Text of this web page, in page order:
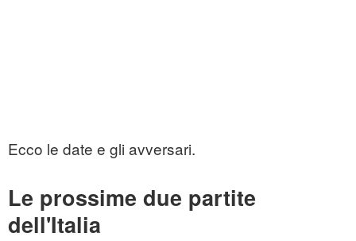
Ecco le date e gli avversari.
Le prossime due partite
dell'Italia